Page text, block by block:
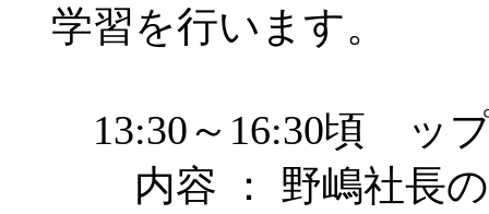
学習を行います。
13:30～16:30頃 ッ
内容 ： 野嶋社長